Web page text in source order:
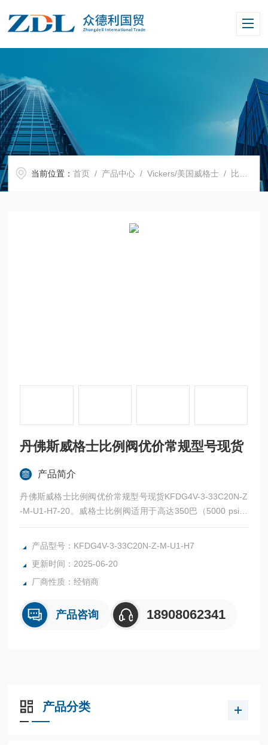
当前位置：首页 / 产品中心 /Vickers/美国威格士 / 比例阀 /
丹佛斯威格士比例阀优价常规型号现货
产品简介
丹佛斯威格士比例阀优价常规型号现货KFDG4V-3-33C20N-Z
-M-U1-H7-20。威格士比例阀适用于高达350巴（5000 psi）
的工作压力和高达375l/分钟（99 USgpm）的流量。它们被设
计成提供与命令信号成比例的控制油流，通过阀轴位置反馈来
产品型号：KFDG4V-3-33C20N-Z-M-U1-H7
更新时间：2025-06-20
厂商性质：经销商
产品咨询 18908062341
产品分类